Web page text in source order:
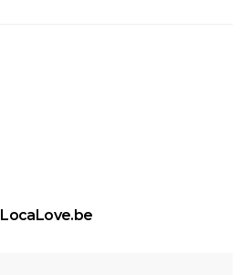
LocaLove.be